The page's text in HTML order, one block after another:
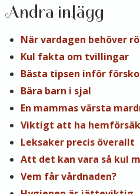
Andra inlägg
När vardagen behöver
Kul fakta om tvillingar
Bästa tipsen inför
Bära barn i sjal
En mammas värsta
Viktigt att ha
Leksaker precis överallt
Att det kan vara så kul
Vem får vårdnaden?